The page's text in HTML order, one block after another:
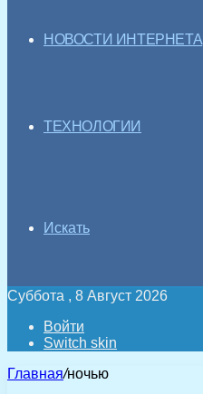
НОВОСТИ ИНТЕРНЕТА
ТЕХНОЛОГИИ
Искать
Суббота , 8 Август 2026
Войти
Switch skin
Главная/ночью